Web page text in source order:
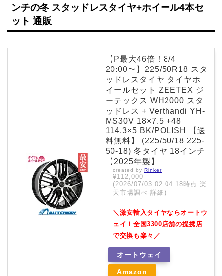
ンチの冬 スタッドレスタイヤ+ホイール4本セ
ット 通販
【P最大46倍！8/4
20:00〜】225/50R18 スタ
ッドレスタイヤ タイヤホ
イールセット ZEETEX ジ
ーテックス WH2000 スタ
ッドレス + Verthandi YH-
MS30V 18×7.5 +48
114.3×5 BK/POLISH 【送
料無料】 (225/50/18 225-
50-18) 冬タイヤ 18インチ
【2025年製】
created by Rinker
¥112,000
(2026/07/03 02:04:18時点 楽
天市場調べ-詳細)
＼激安輸入タイヤならオートウ
ェイ！全国3300店舗の提携店
で交換も楽々／
オートウェイ
Amazon